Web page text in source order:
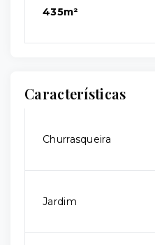
435m²
Características
Churrasqueira
Jardim